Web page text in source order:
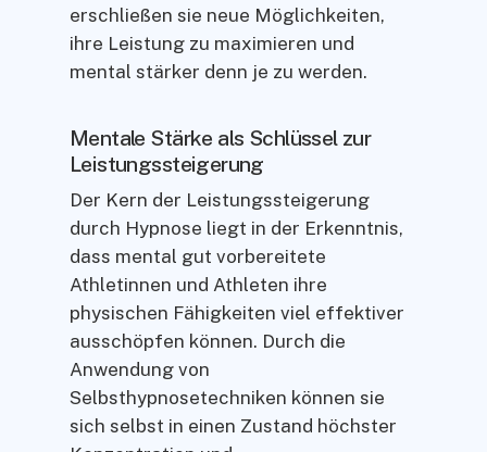
erschließen sie neue Möglichkeiten,
ihre Leistung zu maximieren und
mental stärker denn je zu werden.
Mentale Stärke als Schlüssel zur
Leistungssteigerung
Der Kern der Leistungssteigerung
durch Hypnose liegt in der Erkenntnis,
dass mental gut vorbereitete
Athletinnen und Athleten ihre
physischen Fähigkeiten viel effektiver
ausschöpfen können. Durch die
Anwendung von
Selbsthypnosetechniken können sie
sich selbst in einen Zustand höchster